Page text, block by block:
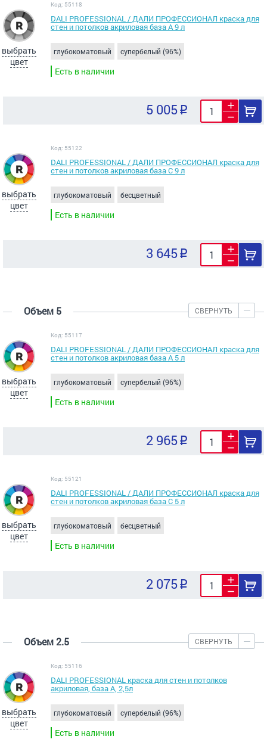
выбрать
цвет
Код: 55118
DALI PROFESSIONAL / ДАЛИ ПРОФЕССИОНАЛ краска для
стен и потолков акриловая база А 9 л
глубокоматовый супербелый (96%)
Есть в наличии
5 005
выбрать
цвет
Код: 55122
DALI PROFESSIONAL / ДАЛИ ПРОФЕССИОНАЛ краска для
стен и потолков акриловая база С 9 л
глубокоматовый бесцветный
Есть в наличии
3 645
Объем 5 СВЕРНУТЬ
выбрать
цвет
Код: 55117
DALI PROFESSIONAL / ДАЛИ ПРОФЕССИОНАЛ краска для
стен и потолков акриловая база А 5 л
глубокоматовый супербелый (96%)
Есть в наличии
2 965
выбрать
цвет
Код: 55121
DALI PROFESSIONAL / ДАЛИ ПРОФЕССИОНАЛ краска для
стен и потолков акриловая база С 5 л
глубокоматовый бесцветный
Есть в наличии
2 075
Объем 2.5 СВЕРНУТЬ
выбрать
цвет
Код: 55116
DALI PROFESSIONAL краска для стен и потолков
акриловая, база А, 2,5л
глубокоматовый супербелый (96%)
Есть в наличии